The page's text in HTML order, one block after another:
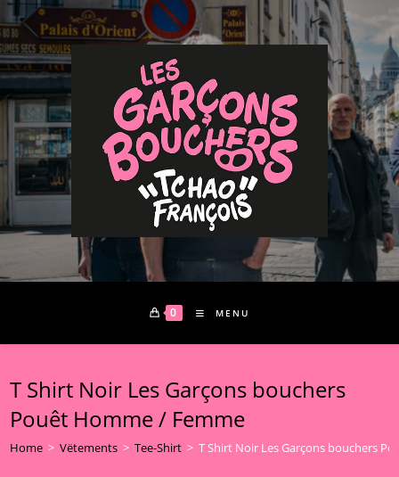
Skip
to
content
0 MENU
T Shirt Noir Les Garçons bouchers
Pouêt Homme / Femme
Home > Vëtements > Tee-Shirt > T Shirt Noir Les Garçons bouchers